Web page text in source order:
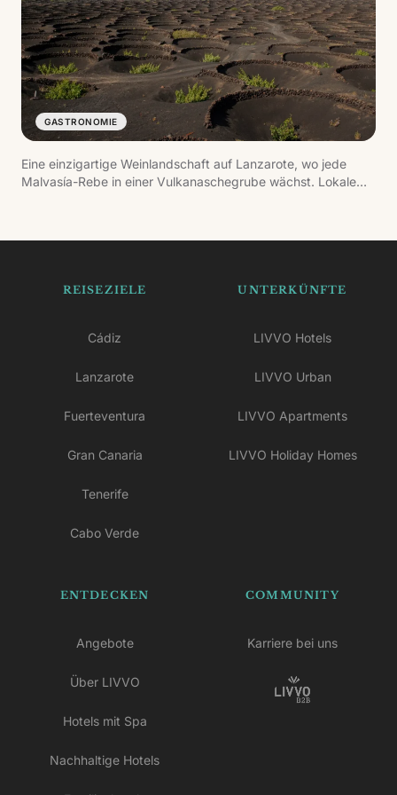
GASTRONOMIE
Eine einzigartige Weinlandschaft auf Lanzarote, wo jede
Malvasía-Rebe in einer Vulkanaschegrube wächst. Lokale
REISEZIELE
Cádiz
Lanzarote
Fuerteventura
Gran Canaria
Tenerife
Cabo Verde
UNTERKÜNFTE
LIVVO Hotels
LIVVO Urban
LIVVO Apartments
LIVVO Holiday Homes
ENTDECKEN
Angebote
Über LIVVO
Hotels mit Spa
Nachhaltige Hotels
COMMUNITY
Karriere bei uns